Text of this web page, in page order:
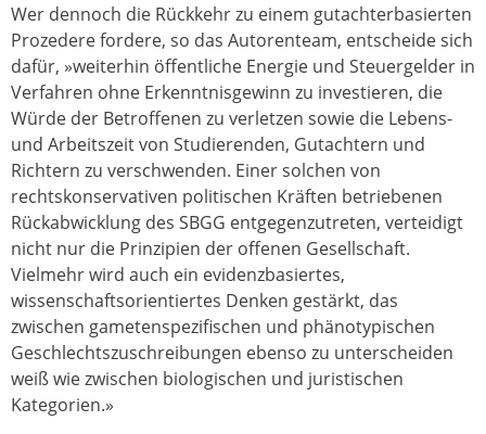
Wer dennoch die Rückkehr zu einem gutachterbasierten
Prozedere fordere, so das Autorenteam, entscheide sich
dafür, »weiterhin öffentliche Energie und Steuergelder in
Verfahren ohne Erkenntnisgewinn zu investieren, die
Würde der Betroffenen zu verletzen sowie die Lebens-
und Arbeitszeit von Studierenden, Gutachtern und
Richtern zu verschwenden. Einer solchen von
rechtskonservativen politischen Kräften betriebenen
Rückabwicklung des SBGG entgegenzutreten, verteidigt
nicht nur die Prinzipien der offenen Gesellschaft.
Vielmehr wird auch ein evidenzbasiertes,
wissenschaftsorientiertes Denken gestärkt, das
zwischen gametenspezifischen und phänotypischen
Geschlechtszuschreibungen ebenso zu unterscheiden
weiß wie zwischen biologischen und juristischen
Kategorien.»